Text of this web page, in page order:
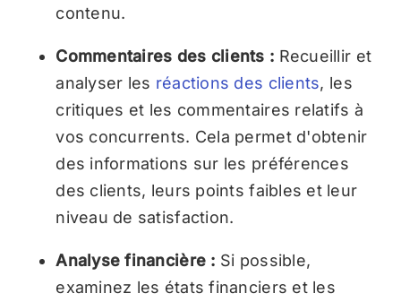
contenu.
Commentaires des clients : Recueillir et
analyser les réactions des clients, les
critiques et les commentaires relatifs à
vos concurrents. Cela permet d'obtenir
des informations sur les préférences
des clients, leurs points faibles et leur
niveau de satisfaction.
Analyse financière : Si possible,
examinez les états financiers et les